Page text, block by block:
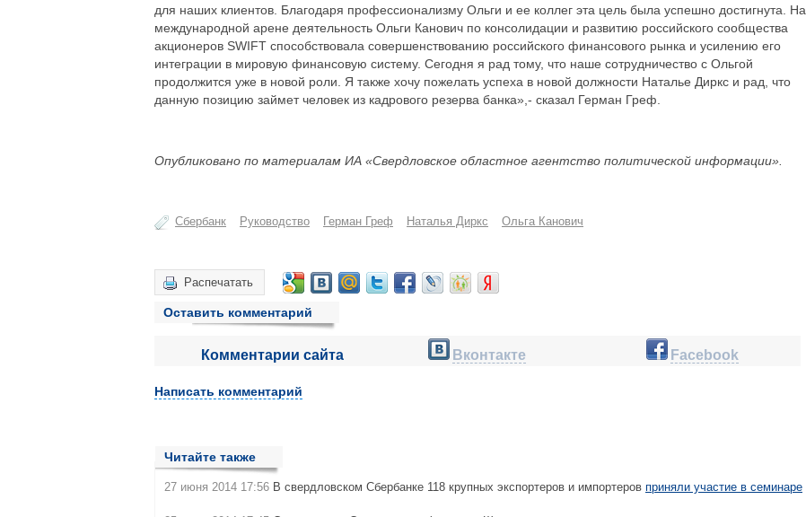
для наших клиентов. Благодаря профессионализму Ольги и ее коллег эта цель была успешно достигнута. На
международной арене деятельность Ольги Канович по консолидации и развитию российского сообщества
акционеров SWIFT способствовала совершенствованию российского финансового рынка и усилению его
интеграции в мировую финансовую систему. Сегодня я рад тому, что наше сотрудничество с Ольгой
продолжится уже в новой роли. Я также хочу пожелать успеха в новой должности Наталье Диркс и рад, что
данную позицию займет человек из кадрового резерва банка»,- сказал Герман Греф.
Опубликовано по материалам ИА «Свердловское областное агентство политической информации».
Сбербанк Руководство Герман Греф Наталья Диркс Ольга Канович
Распечатать
Оставить комментарий
Комментарии сайта Вконтакте Facebook
Написать комментарий
Читайте также
27 июня 2014 17:56 В свердловском Сбербанке 118 крупных экспортеров и импортеров приняли участие в семинаре